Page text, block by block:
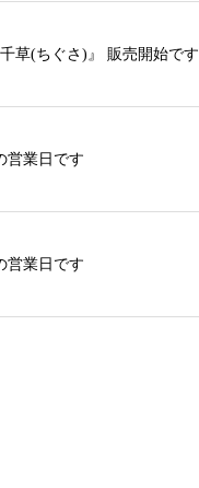
草(ちぐさ)』 販売開始です
営業日です
営業日です